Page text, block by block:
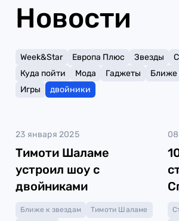
Новости
Week&Star Европа Плюс Звезды
Куда пойти
Мода Гаджеты Ближе
Игры
двойники
23 января 2025
Тимоти Шаламе
устроил шоу с
двойниками
Ближе к звездам
Тимоти Шаламе